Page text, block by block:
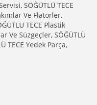
SÖĞÜTLÜ TECE
Ve Flatörler,
TECE Plastik
Ve Süzgeçler, SÖĞÜTLÜ
TECE Yedek Parça,